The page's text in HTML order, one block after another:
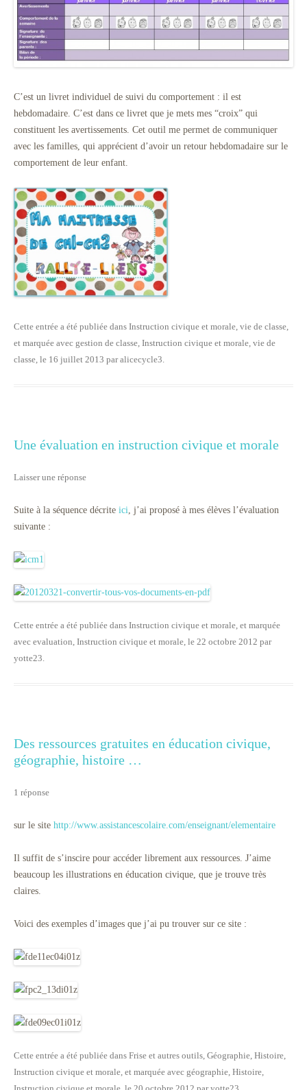
C’est un livret individuel de suivi du comportement : il est
hebdomadaire. C’est dans ce livret que je mets mes “croix” qui
constituent les avertissements. Cet outil me permet de communiquer
avec les familles, qui apprécient d’avoir un retour hebdomadaire sur le
comportement de leur enfant.
Cette entrée a été publiée dans Instruction civique et morale, vie de classe,
et marquée avec gestion de classe, Instruction civique et morale, vie de
classe, le 16 juillet 2013 paralicecycle3.
Une évaluation en instruction civique et morale
Laisser une réponse
Suite à la séquence décrite ici, j’ai proposé à mes élèves l’évaluation
suivante :
Cette entrée a été publiée dans Instruction civique et morale, et marquée
avec evaluation, Instruction civique et morale, le 22 octobre 2012 par
yotte23.
Des ressources gratuites en éducation civique,
géographie, histoire …
1 réponse
sur le site http://www.assistancescolaire.com/enseignant/elementaire
Il suffit de s’inscire pour accéder librement aux ressources. J’aime
beaucoup les illustrations en éducation civique, que je trouve très
claires.
Voici des exemples d’images que j’ai pu trouver sur ce site :
Cette entrée a été publiée dans Frise et autres outils, Géographie, Histoire,
Instruction civique et morale, et marquée avec géographie, Histoire,